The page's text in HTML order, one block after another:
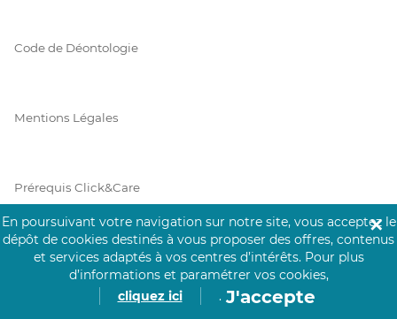
Code de Déontologie
Mentions Légales
Prérequis Click&Care
Protection des Données
En poursuivant votre navigation sur notre site, vous acceptez le
dépôt de cookies destinés à vous proposer des offres, contenus
et services adaptés à vos centres d’intérêts. Pour plus
d’informations et paramétrer vos cookies,
cliquez ici
. J'accepte
✕